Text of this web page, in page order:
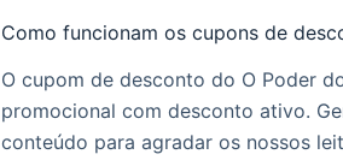
Como funcionam os cupons de
O cupom de desconto do O Poder
promocional com desconto ativo.
conteúdo para agradar os nossos